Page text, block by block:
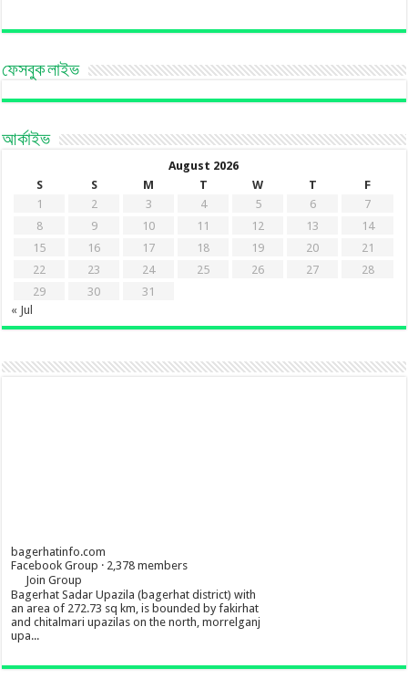
ফেসবুক লাইভ
আর্কাইভ
August 2026
S
S M T W T
F
1
2 3 4 5 6
7
8
9 10 11 12 13
14
15
16 17 18 19 20
21
22
23 24 25 26 27
28
29
30
31
« Jul
bagerhatinfo.com
Facebook Group · 2,378 members
Join Group
Bagerhat Sadar Upazila (bagerhat district) with
an area of 272.73 sq km, is bounded by fakirhat
and chitalmari upazilas on the north, morrelganj
upa...